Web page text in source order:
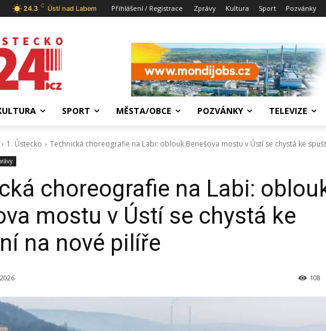
24.3 C Ústí nad Labem Přihlášení / Registrace Zprávy Kultura Sport Pozvánky
SPORT MĚSTA/OBCE POZVÁNKY TELEVIZE
1. Ústecko Technická choreografie na Labi: oblouk Benešova mostu v Ústí se chystá ke
choreografie na Labi:
mostu v Ústí se chystá ke
na nové pilíře
108